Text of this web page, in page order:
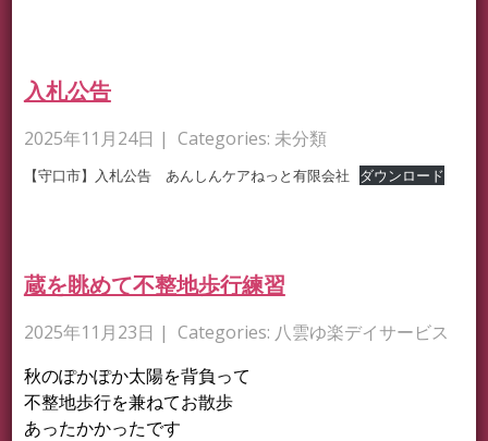
入札公告
2025年11月24日 | Categories: 未分類
【守口市】入札公告 あんしんケアねっと有限会社 ダウンロード
蔵を眺めて不整地歩行練習
2025年11月23日 | Categories: 八雲ゆ楽デイサービス
秋のぽかぽか太陽を背負って
不整地歩行を兼ねてお散歩
あったかかったです